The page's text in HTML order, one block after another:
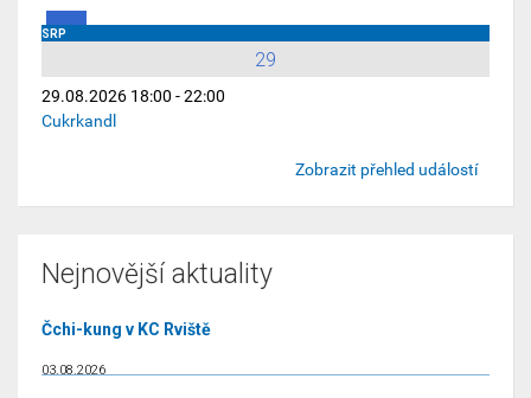
SRP
29
29.08.2026 18:00 - 22:00
Cukrkandl
Zobrazit přehled událostí
Nejnovější aktuality
Čchi-kung v KC Rviště
03.08.2026